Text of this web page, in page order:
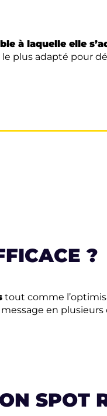
à laquelle elle
plus adapté pour
?
tout comme
en
SPOT